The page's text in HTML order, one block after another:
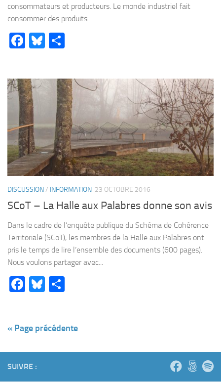
consommateurs et producteurs. Le monde industriel fait
consommer des produits...
Facebook
Bluesky
DISCUSSION/ INFORMATION 23 OCTOBRE 2016
SCoT – La Halle aux Palabres donne son avis
Dans le cadre de l’enquête publique du Schéma de Cohérence
Territoriale (SCoT), les membres de la Halle aux Palabres ont
pris le temps de lire l’ensemble des documents (600 pages).
Nous voulons partager avec...
Facebook
Bluesky
« Page précédente
SUIVRE :